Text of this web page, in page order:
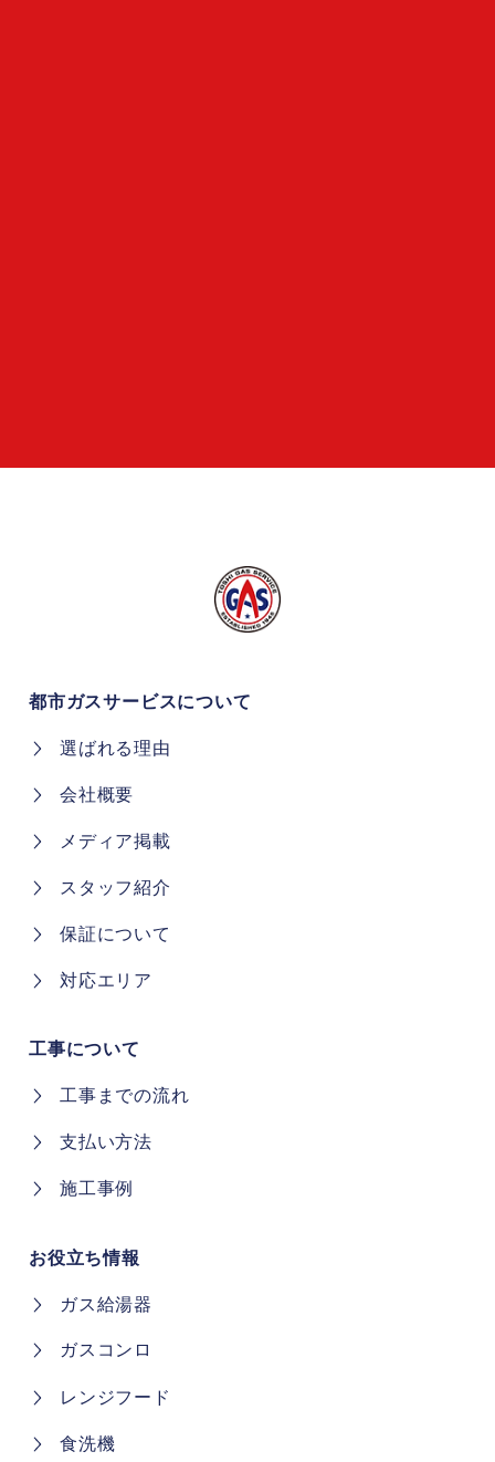
対応エリア
都市ガスサービスについて
選ばれる理由
会社概要
メディア掲載
スタッフ紹介
保証について
お役立ち情報
食洗機
レンジフード
ガスコンロ
ガス給湯器
工事までの流れ
施工事例
支払い方法
工事について